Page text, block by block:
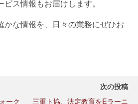
ス情報もお届けします。
かな情報を、日々の業務にぜひお
ーク
次の投稿
三重ト協、法定教育をeラーニ